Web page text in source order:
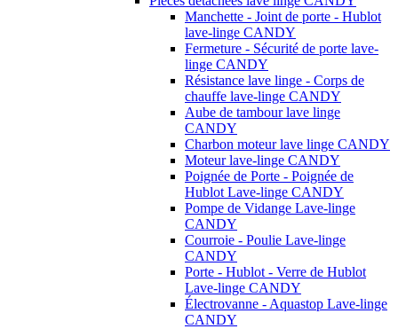
Manchette - Joint de porte - Hublot
lave-linge CANDY
Fermeture - Sécurité de porte lave-
linge CANDY
Résistance lave linge - Corps de
chauffe lave-linge CANDY
Aube de tambour lave linge
CANDY
Charbon moteur lave linge CANDY
Moteur lave-linge CANDY
Poignée de Porte - Poignée de
Hublot Lave-linge CANDY
Pompe de Vidange Lave-linge
CANDY
Courroie - Poulie Lave-linge
CANDY
Porte - Hublot - Verre de Hublot
Lave-linge CANDY
Électrovanne - Aquastop Lave-linge
CANDY